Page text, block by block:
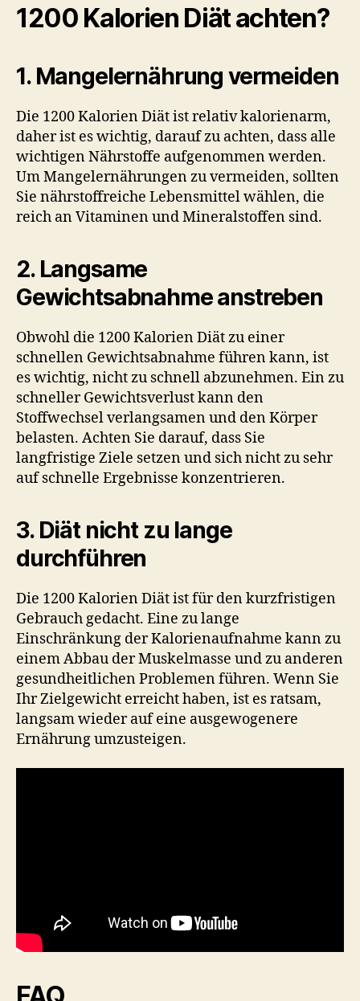
1200 Kalorien Diät achten?
1. Mangelernährung vermeiden
Die 1200 Kalorien Diät ist relativ kalorienarm,
daher ist es wichtig, darauf zu achten, dass alle
wichtigen Nährstoffe aufgenommen werden.
Um Mangelernährungen zu vermeiden, sollten
Sie nährstoffreiche Lebensmittel wählen, die
reich an Vitaminen und Mineralstoffen sind.
2. Langsame
Gewichtsabnahme anstreben
Obwohl die 1200 Kalorien Diät zu einer
schnellen Gewichtsabnahme führen kann, ist
es wichtig, nicht zu schnell abzunehmen. Ein zu
schneller Gewichtsverlust kann den
Stoffwechsel verlangsamen und den Körper
belasten. Achten Sie darauf, dass Sie
langfristige Ziele setzen und sich nicht zu sehr
auf schnelle Ergebnisse konzentrieren.
3. Diät nicht zu lange
durchführen
Die 1200 Kalorien Diät ist für den kurzfristigen
Gebrauch gedacht. Eine zu lange
Einschränkung der Kalorienaufnahme kann zu
einem Abbau der Muskelmasse und zu anderen
gesundheitlichen Problemen führen. Wenn Sie
Ihr Zielgewicht erreicht haben, ist es ratsam,
langsam wieder auf eine ausgewogenere
Ernährung umzusteigen.